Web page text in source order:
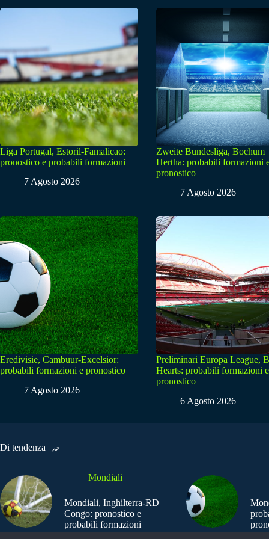
Liga Portugal, Estoril-Famalicao:
pronostico e probabili formazioni
7 Agosto 2026
Zweite Bundesliga, Bochum
Hertha: probabili formazioni
pronostico
7 Agosto 2026
Eredivisie, Cambuur-Excelsior:
probabili formazioni e pronostico
7 Agosto 2026
Preliminari Europa League,
Hearts: probabili formazioni e
pronostico
6 Agosto 2026
Di tendenza
Mondiali
Mondiali, Inghilterra-RD
Congo: pronostico e
probabili formazioni